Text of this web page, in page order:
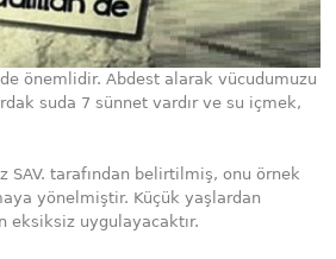
önemlidir. Abdest alarak vücudumuzu
suda 7 sünnet vardır ve su içmek,
SAV. tarafından belirtilmiş, onu örnek
yönelmiştir. Küçük yaşlardan
eksiksiz uygulayacaktır.